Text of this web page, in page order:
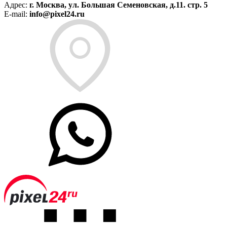
Адрес: г. Москва, ул. Большая Семеновская, д.11. стр. 5
E-mail: info@pixel24.ru